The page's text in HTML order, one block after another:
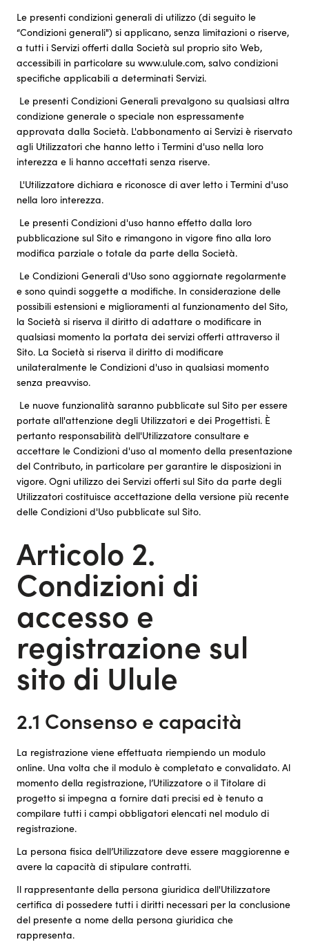
Le presenti condizioni generali di utilizzo (di seguito le
“Condizioni generali") si applicano, senza limitazioni o riserve,
a tutti i Servizi offerti dalla Società sul proprio sito Web,
accessibili in particolare su www.ulule.com, salvo condizioni
specifiche applicabili a determinati Servizi.
Le presenti Condizioni Generali prevalgono su qualsiasi altra
condizione generale o speciale non espressamente
approvata dalla Società. L'abbonamento ai Servizi è riservato
agli Utilizzatori che hanno letto i Termini d'uso nella loro
interezza e li hanno accettati senza riserve.
L'Utilizzatore dichiara e riconosce di aver letto i Termini d'uso
nella loro interezza.
Le presenti Condizioni d'uso hanno effetto dalla loro
pubblicazione sul Sito e rimangono in vigore fino alla loro
modifica parziale o totale da parte della Società.
Le Condizioni Generali d'Uso sono aggiornate regolarmente
e sono quindi soggette a modifiche. In considerazione delle
possibili estensioni e miglioramenti al funzionamento del Sito,
la Società si riserva il diritto di adattare o modificare in
qualsiasi momento la portata dei servizi offerti attraverso il
Sito. La Società si riserva il diritto di modificare
unilateralmente le Condizioni d'uso in qualsiasi momento
senza preavviso.
Le nuove funzionalità saranno pubblicate sul Sito per essere
portate all'attenzione degli Utilizzatori e dei Progettisti. È
pertanto responsabilità dell'Utilizzatore consultare e
accettare le Condizioni d'uso al momento della presentazione
del Contributo, in particolare per garantire le disposizioni in
vigore. Ogni utilizzo dei Servizi offerti sul Sito da parte degli
Utilizzatori costituisce accettazione della versione più recente
delle Condizioni d'Uso pubblicate sul Sito.
Articolo 2.
Condizioni di
accesso e
registrazione sul
sito di Ulule
2.1 Consenso e capacità
La registrazione viene effettuata riempiendo un modulo
online. Una volta che il modulo è completato e convalidato. Al
momento della registrazione, l’Utilizzatore o il Titolare di
progetto si impegna a fornire dati precisi ed è tenuto a
compilare tutti i campi obbligatori elencati nel modulo di
registrazione.
La persona fisica dell’Utilizzatore deve essere maggiorenne e
avere la capacità di stipulare contratti.
Il rappresentante della persona giuridica dell'Utilizzatore
certifica di possedere tutti i diritti necessari per la conclusione
del presente a nome della persona giuridica che
rappresenta.